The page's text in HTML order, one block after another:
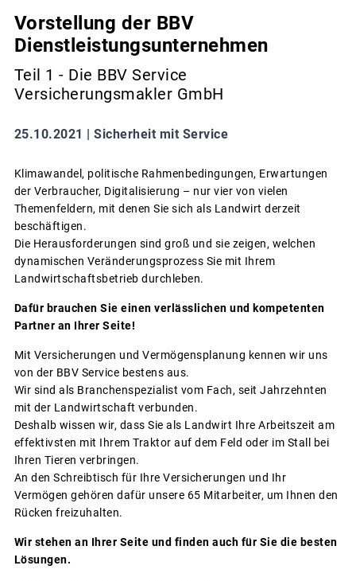
Vorstellung der BBV
Dienstleistungsunternehmen
Teil 1 - Die BBV Service
Versicherungsmakler GmbH
25.10.2021 | Sicherheit mit Service
Klimawandel, politische Rahmenbedingungen, Erwartungen
der Verbraucher, Digitalisierung – nur vier von vielen
Themenfeldern, mit denen Sie sich als Landwirt derzeit
beschäftigen.
Die Herausforderungen sind groß und sie zeigen, welchen
dynamischen Veränderungsprozess Sie mit Ihrem
Landwirtschaftsbetrieb durchleben.
Dafür brauchen Sie einen verlässlichen und kompetenten
Partner an Ihrer Seite!
Mit Versicherungen und Vermögensplanung kennen wir uns
von der BBV Service bestens aus.
Wir sind als Branchenspezialist vom Fach, seit Jahrzehnten
mit der Landwirtschaft verbunden.
Deshalb wissen wir, dass Sie als Landwirt Ihre Arbeitszeit am
effektivsten mit Ihrem Traktor auf dem Feld oder im Stall bei
Ihren Tieren verbringen.
An den Schreibtisch für Ihre Versicherungen und Ihr
Vermögen gehören dafür unsere 65 Mitarbeiter, um Ihnen den
Rücken freizuhalten.
Wir stehen an Ihrer Seite und finden auch für Sie die besten
Lösungen.